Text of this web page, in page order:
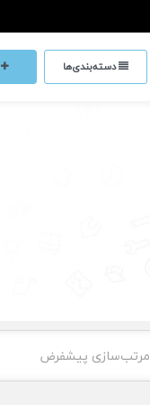
دسته‌بندی‌ها
مرتب‌سازی پیشفرض